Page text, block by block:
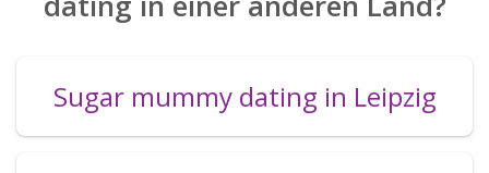
Sugar mummy dating in Leipzig